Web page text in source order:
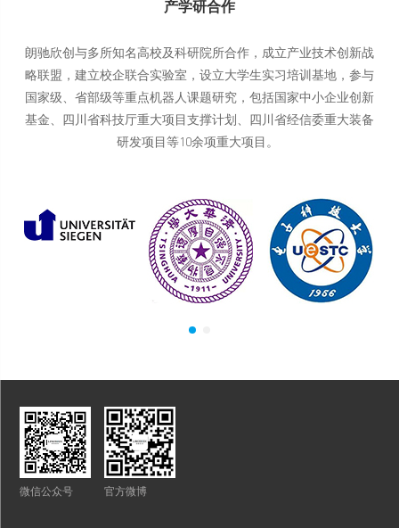
产学研合作
朗驰欣创与多所知名高校及科研院所合作，成立产业技术创新战
略联盟，建立校企联合实验室，设立大学生实习培训基地，参与
国家级、省部级等重点机器人课题研究，包括国家中小企业创新
基金、四川省科技厅重大项目支撑计划、四川省经信委重大装备
研发项目等10余项重大项目。
微信公众号 官方微博